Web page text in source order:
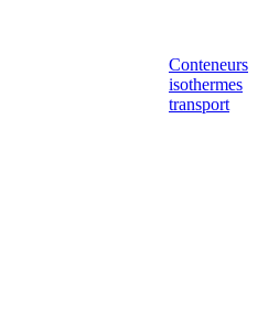
Conteneurs
isothermes
transport